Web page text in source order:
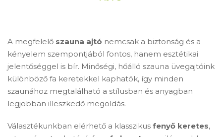
A megfelelő szauna ajtó nemcsak a biztonság és a
kényelem szempontjából fontos, hanem esztétikai
jelentőséggel is bír. Minőségi, hőálló szauna üvegajtóink
különböző fa keretekkel kaphatók, így minden
szaunához megtalálható a stílusban és anyagban
legjobban illeszkedő megoldás.
Választékunkban elérhető a klasszikus fenyő keretes,